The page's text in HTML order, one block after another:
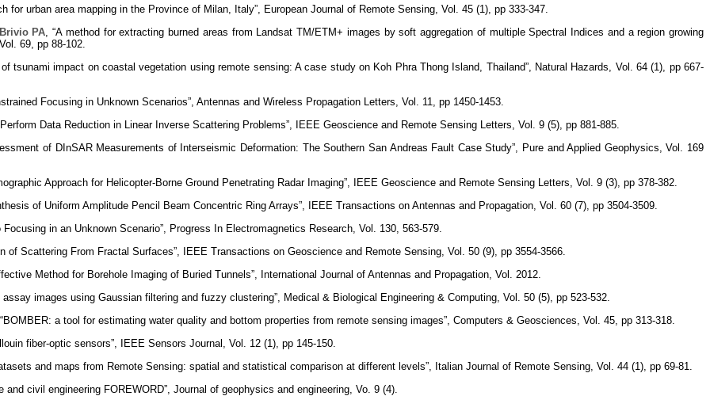
for urban area mapping in the Province of Milan, Italy”, European Journal of Remote Sensing, Vol. 45 (1), pp 333-347.
Brivio PA , “A method for extracting burned areas from Landsat TM/ETM+ images by soft aggregation of multiple Spectral Indices and a region growing
69, pp 88-102.
tsunami impact on coastal vegetation using remote sensing: A case study on Koh Phra Thong Island, Thailand”, Natural Hazards, Vol. 64 (1), pp 667-
Focusing in Unknown Scenarios”, Antennas and Wireless Propagation Letters, Vol. 11, pp 1450-1453.
Data Reduction in Linear Inverse Scattering Problems”, IEEE Geoscience and Remote Sensing Letters, Vol. 9 (5), pp 881-885.
of DInSAR Measurements of Interseismic Deformation: The Southern San Andreas Fault Case Study”, Pure and Applied Geophysics, Vol. 169
Approach for Helicopter-Borne Ground Penetrating Radar Imaging”, IEEE Geoscience and Remote Sensing Letters, Vol. 9 (3), pp 378-382.
of Uniform Amplitude Pencil Beam Concentric Ring Arrays”, IEEE Transactions on Antennas and Propagation, Vol. 60 (7), pp 3504-3509.
Focusing in an Unknown Scenario”, Progress In Electromagnetics Research, Vol. 130, 563-579.
of Scattering From Fractal Surfaces”, IEEE Transactions on Geoscience and Remote Sensing, Vol. 50 (9), pp 3554-3566.
Method for Borehole Imaging of Buried Tunnels”, International Journal of Antennas and Propagation, Vol. 2012.
images using Gaussian filtering and fuzzy clustering”, Medical & Biological Engineering & Computing, Vol. 50 (5), pp 523-532.
, “BOMBER: a tool for estimating water quality and bottom properties from remote sensing images”, Computers & Geosciences, Vol. 45, pp 313-318.
fiber-optic sensors”, IEEE Sensors Journal, Vol. 12 (1), pp 145-150.
and maps from Remote Sensing: spatial and statistical comparison at different levels”, Italian Journal of Remote Sensing, Vol. 44 (1), pp 69-81.
and civil engineering FOREWORD”, Journal of geophysics and engineering, Vo. 9 (4).